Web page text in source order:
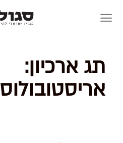
תג ארכיון:
אריסטובולוס